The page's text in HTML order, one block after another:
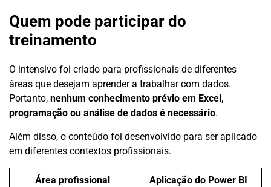
Quem pode participar do
treinamento
O intensivo foi criado para profissionais de diferentes
áreas que desejam aprender a trabalhar com dados.
Portanto, nenhum conhecimento prévio em Excel,
programação ou análise de dados é necessário.
Além disso, o conteúdo foi desenvolvido para ser aplicado
em diferentes contextos profissionais.
Área profissional Aplicação do Power BI